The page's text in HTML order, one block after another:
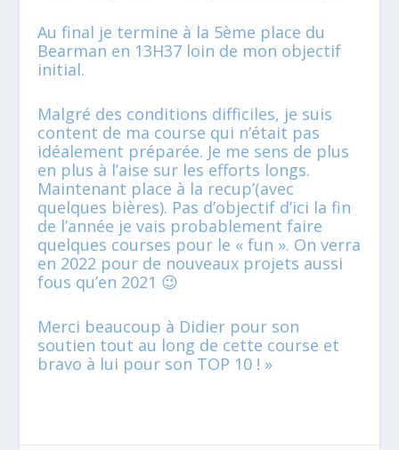
Au final je termine à la 5ème place du
Bearman en 13H37 loin de mon objectif
initial.
Malgré des conditions difficiles, je suis
content de ma course qui n’était pas
idéalement préparée. Je me sens de plus
en plus à l’aise sur les efforts longs.
Maintenant place à la recup’(avec
quelques bières). Pas d’objectif d’ici la fin
de l’année je vais probablement faire
quelques courses pour le « fun ». On verra
en 2022 pour de nouveaux projets aussi
fous qu’en 2021 😉
Merci beaucoup à Didier pour son
soutien tout au long de cette course et
bravo à lui pour son TOP 10 ! »